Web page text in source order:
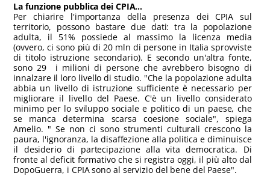
La funzione pubblica dei CPIA...
Per chiarire l'importanza della presenza dei CPIA sul
territorio, possono bastare due dati: tra la popolazione
adulta, il 51% possiede al massimo la licenza media
(ovvero, ci sono più di 20 mln di persone in Italia sprovviste
di titolo istruzione secondario). E secondo un'altra fonte,
sono 29 i milioni di persone che avrebbero bisogno di
innalzare il loro livello di studio. "Che la popolazione adulta
abbia un livello di istruzione sufficiente è necessario per
migliorare il livello del Paese. C'è un livello considerato
minimo per lo sviluppo sociale e politico di un paese, che
se manca determina scarsa coesione sociale", spiega
Amelio. " Se non ci sono strumenti culturali crescono la
paura, l'ignoranza, la disaffezione alla politica e diminuisce
il desiderio di partecipazione alla vita democratica. Di
fronte al deficit formativo che si registra oggi, il più alto dal
DopoGuerra, i CPIA sono al servizio del bene del Paese".